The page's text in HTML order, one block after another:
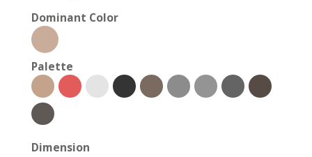
Dominant Color
Palette
Dimension